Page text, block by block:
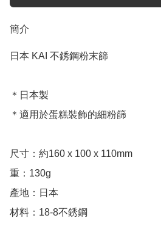
簡介
日本 KAI 不銹鋼粉末篩
＊日本製
＊適用於蛋糕裝飾的細粉篩
尺寸：約160 x 100 x 110mm
重：130g
產地：日本